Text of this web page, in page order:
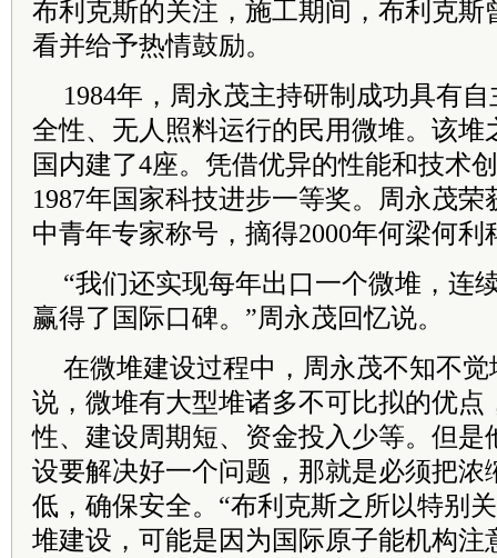
布利克斯的关注，施工期间，布利克斯
看并给予热情鼓励。
1984年，周永茂主持研制成功具有
全性、无人照料运行的民用微堆。该堆
国内建了4座。凭借优异的性能和技术
1987年国家科技进步一等奖。周永茂
中青年专家称号，摘得2000年何梁何
“我们还实现每年出口一个微堆，连
赢得了国际口碑。”周永茂回忆说。
在微堆建设过程中，周永茂不知不
说，微堆有大型堆诸多不可比拟的优点
性、建设周期短、资金投入少等。但是
设要解决好一个问题，那就是必须把浓
低，确保安全。“布利克斯之所以特别
堆建设，可能是因为国际原子能机构注